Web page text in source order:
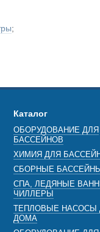
;
Каталог
ОБОРУДОВАНИЕ ДЛЯ
БАССЕЙНОВ
ХИМИЯ ДЛЯ
СБОРНЫЕ БАССЕЙНЫ
СПА, ЛЕДЯНЫЕ
ЧИЛЛЕРЫ
ТЕПЛОВЫЕ НАСОСЫ
ДОМА